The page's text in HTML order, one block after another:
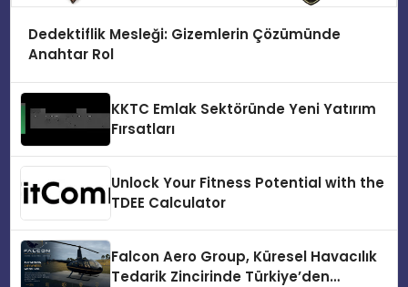
Dedektiflik Mesleği: Gizemlerin Çözümünde
Anahtar Rol
KKTC Emlak Sektöründe Yeni Yatırım
Fırsatları
Unlock Your Fitness Potential with the
TDEE Calculator
Falcon Aero Group, Küresel Havacılık
Tedarik Zincirinde Türkiye’den